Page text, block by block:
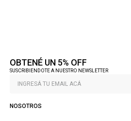
OBTENÉ UN 5% OFF
SUSCRIBIENDOTE A NUESTRO NEWSLETTER
NOSOTROS